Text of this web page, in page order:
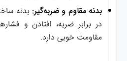
بدنه مقاوم و ضربه‌گیر: بدنه
در برابر ضربه، افتادن و
مقاومت خوبی دارد.